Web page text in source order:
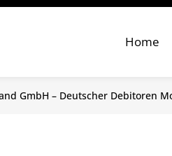
Home
GmbH – Deutscher Debitoren